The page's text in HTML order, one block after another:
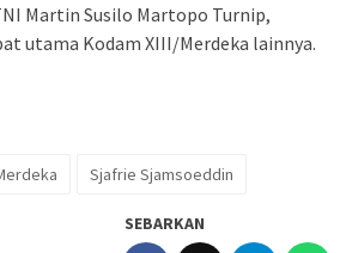
Martin Susilo Martopo Turnip,
utama Kodam XIII/Merdeka lainnya.
Sjafrie Sjamsoeddin
SEBARKAN